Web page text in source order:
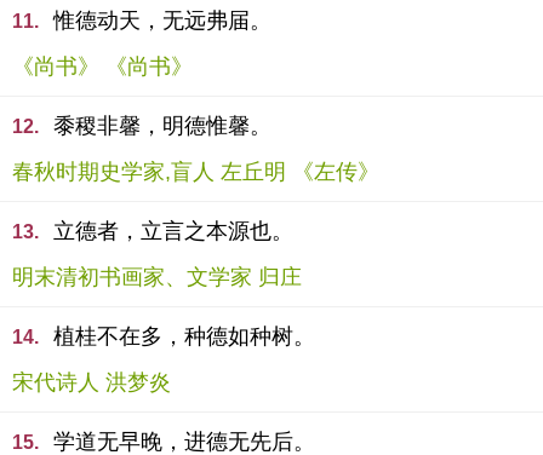
11.
惟德动天，无远弗届。
《尚书》 《尚书》
12.
黍稷非馨，明德惟馨。
春秋时期史学家,盲人 左丘明 《左传》
13.
立德者，立言之本源也。
明末清初书画家、文学家 归庄
14.
植桂不在多，种德如种树。
宋代诗人 洪梦炎
15.
学道无早晚，进德无先后。